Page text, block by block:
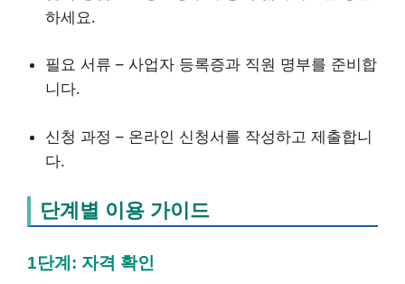
하세요.
필요 서류 – 사업자 등록증과 직원 명부를 준비합
니다.
신청 과정 – 온라인 신청서를 작성하고 제출합니
다.
단계별 이용 가이드
1단계: 자격 확인